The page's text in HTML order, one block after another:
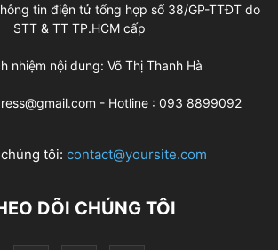
tin điện tử tổng hợp số 38/GP-TTĐT do
STT & TT TP.HCM cấp
nhiệm nội dung: Võ Thị Thanh Hà
- Hotline : 093 8899092
tôi: contact@yoursite.com
DÕI CHÚNG TÔI